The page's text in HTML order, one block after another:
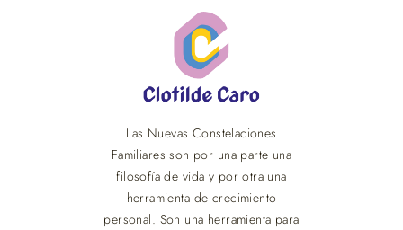
Las Nuevas Constelaciones
Familiares son por una parte una
filosofía de vida y por otra una
herramienta de crecimiento
personal. Son una herramienta para